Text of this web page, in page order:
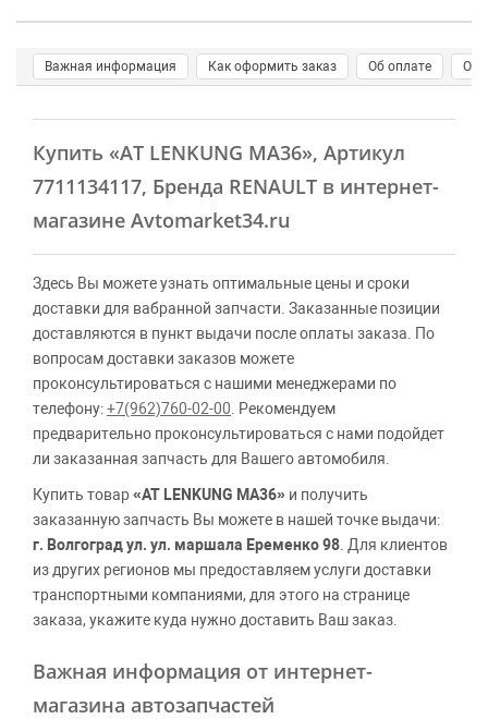
Важная информация Как оформить заказ Об оплате О
Купить «AT LENKUNG MA36», Артикул
7711134117, Бренда RENAULT в интернет-
магазине Avtomarket34.ru
Здесь Вы можете узнать оптимальные цены и сроки
доставки для вабранной запчасти. Заказанные позиции
доставляются в пункт выдачи после оплаты заказа. По
вопросам доставки заказов можете
проконсультироваться с нашими менеджерами по
телефону:+7(962)760-02-00 . Рекомендуем
предварительно проконсультироваться с нами подойдет
ли заказанная запчасть для Вашего автомобиля.
Купить товар«AT LENKUNG MA36» и получить
заказанную запчасть Вы можете в нашей точке выдачи:
г. Волгоград ул. ул. маршала Еременко 98 . Для клиентов
из других регионов мы предоставляем услуги доставки
транспортными компаниями, для этого на странице
заказа, укажите куда нужно доставить Ваш заказ.
Важная информация от интернет-
магазина автозапчастей